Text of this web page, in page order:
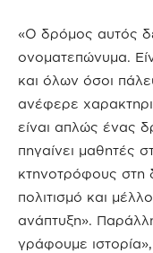
«Ο δρόμος αυτός
ονοματεπώνυμα.
και όλων όσοι
ανέφερε
είναι απλώς ένας
πηγαίνει μαθητές
κτηνοτρόφους στη
πολιτισμό και
ανάπτυξη».
γράφουμε